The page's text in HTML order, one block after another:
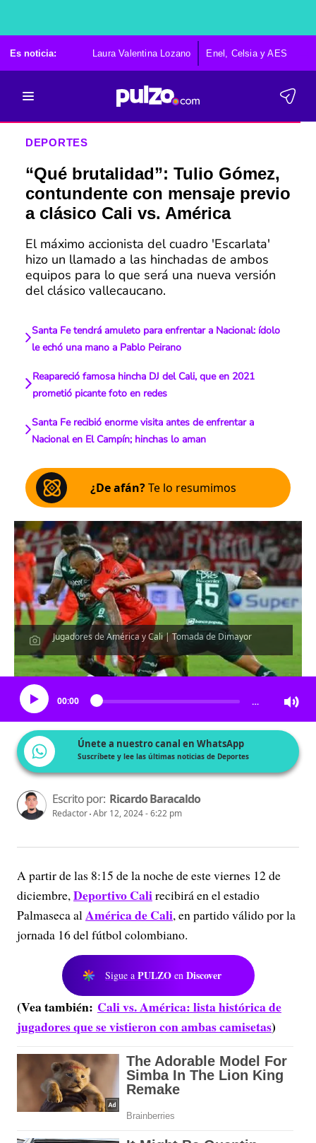
Es noticia: Laura Valentina Lozano Enel, Celsia y AES
DEPORTES
“Qué brutalidad”: Tulio Gómez,
contundente con mensaje previo
a clásico Cali vs. América
El máximo accionista del cuadro 'Escarlata'
hizo un llamado a las hinchadas de ambos
equipos para lo que será una nueva versión
del clásico vallecaucano.
Santa Fe tendrá amuleto para enfrentar a Nacional: ídolo
le echó una mano a Pablo Peirano
Reapareció famosa hincha DJ del Cali, que en 2021
prometió picante foto en redes
Santa Fe recibió enorme visita antes de enfrentar a
Nacional en El Campín; hinchas lo aman
¿De afán?Te lo resumimos
Jugadores de América y Cali | Tomada de Dimayor
Escucha el artículo
00:00 …
Únete a nuestro canal en WhatsApp
Suscríbete y lee las últimas noticias de Deportes
Escrito por: Ricardo Baracaldo
Redactor Abr 12, 2024 - 6:22 pm
A partir de las 8:15 de la noche de este viernes 12 de
diciembre,Deportivo Calirecibirá en el estadio
Palmaseca alAmérica de Cali, en partido válido por la
jornada 16 del fútbol colombiano.
Sigue a PULZO en Discover
(Vea también: Cali vs. América: lista histórica de
jugadores que se vistieron con ambas camisetas)